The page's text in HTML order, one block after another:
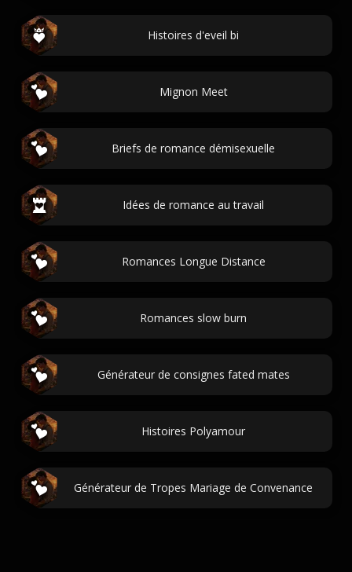
Histoires d'eveil bi
Mignon Meet
Briefs de romance démisexuelle
Idées de romance au travail
Romances Longue Distance
Romances slow burn
Générateur de consignes fated mates
Histoires Polyamour
Générateur de Tropes Mariage de Convenance